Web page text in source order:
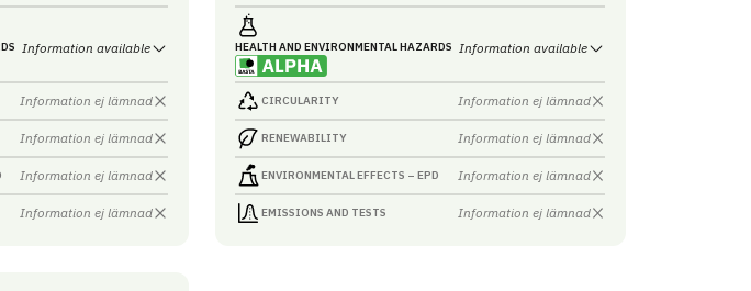
Information available
Information ej lämnad
Information ej lämnad
Information ej lämnad
Information ej lämnad
HEALTH AND ENVIRONMENTAL HAZARDS Information available
CIRCULARITY Information ej lämnad
RENEWABILITY Information ej lämnad
ENVIRONMENTAL EFFECTS – EPD Information ej lämnad
EMISSIONS AND TESTS Information ej lämnad